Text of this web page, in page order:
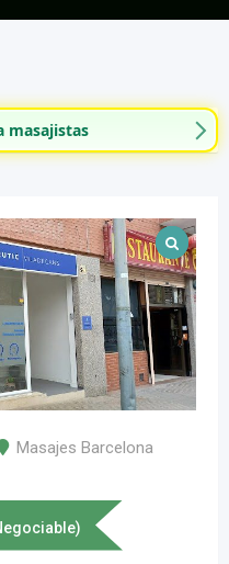
masajistas
Masajes Barcelona